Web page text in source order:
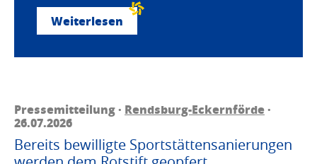
Weiterlesen
Pressemitteilung · Rendsburg-Eckernförde·
26.07.2026
Bereits bewilligte Sportstättensanierungen